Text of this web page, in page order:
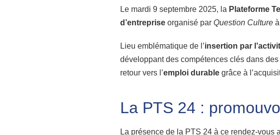
Le mardi 9 septembre 2025, la Plateforme
d’entreprise organisé par Question Culture
Lieu emblématique de l’insertion par
développant des compétences clés dans
retour vers l’emploi durable grâce à
La PTS 24 :
La présence de la PTS 24 à ce rendez-vous